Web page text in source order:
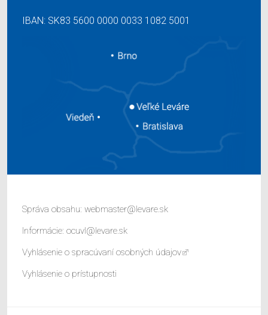
IBAN: SK83 5600 0000 0033 1082 5001
Správa obsahu: webmaster@levare.sk
Informácie: ocuvl@levare.sk
Vyhlásenie o spracúvaní osobných údajov
Vyhlásenie o prístupnosti